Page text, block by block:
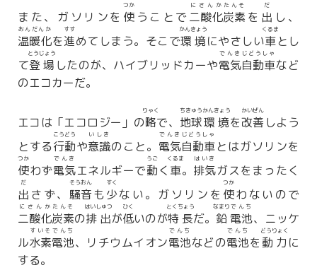
また、ガソリンを 使
つか
うことで 二酸化
にさんか
炭素
たんそ
を 出
だ
し、
温暖化
おんだんか
を進
すす
めてしまう。そこで環境
かんきょう
にやさしい車
くるま
とし
て登場
とうじょう
したのが、ハイブリッドカーや電気
でんき
自動車
じどうしゃ
など
のエコカーだ。
エコは「エコロジー」の略
りゃく
で、 地球
ちきゅう
環境
かんきょう
を改善
かいぜん
しよう
とする行動
こうどう
や意識
いしき
のこと。 電気
でんき
自動車
じどうしゃ
とはガソリンを
使
つか
わず電気
でんき
エネルギーで動
うご
く 車
くるま
。 排気
はいき
ガスをまったく
出
だ
さず、 騒音
そうおん
も少
すく
ない。ガソリンを 使
つか
わないので
二酸化
にさんか
炭素
たんそ
の排出
はいしゅつ
が低
ひく
いのが特長
とくちょう
だ。 鉛
なまり
電池
でんち
、ニッケ
ル水素
すいそ
電池
でんち
、リチウムイオン電池
でんち
などの電池
でんち
を 動力
どうりょく
に
する。